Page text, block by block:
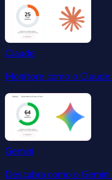
Claude
Monitore como o
Gemini
Descubra como o